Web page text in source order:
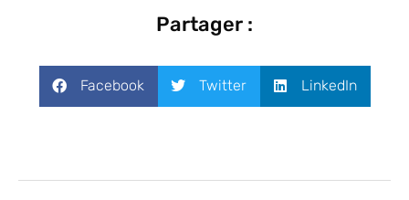
Partager :
Facebook Twitter LinkedIn